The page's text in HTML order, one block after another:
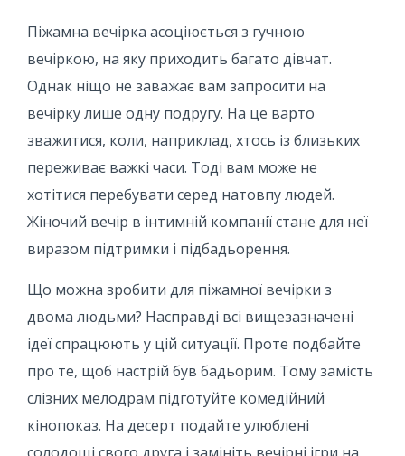
Піжамна вечірка асоціюється з гучною
вечіркою, на яку приходить багато дівчат.
Однак ніщо не заважає вам запросити на
вечірку лише одну подругу. На це варто
зважитися, коли, наприклад, хтось із близьких
переживає важкі часи. Тоді вам може не
хотітися перебувати серед натовпу людей.
Жіночий вечір в інтимній компанії стане для неї
виразом підтримки і підбадьорення.
Що можна зробити для піжамної вечірки з
двома людьми? Насправді всі вищезазначені
ідеї спрацюють у цій ситуації. Проте подбайте
про те, щоб настрій був бадьорим. Тому замість
слізних мелодрам підготуйте комедійний
кінопоказ. На десерт подайте улюблені